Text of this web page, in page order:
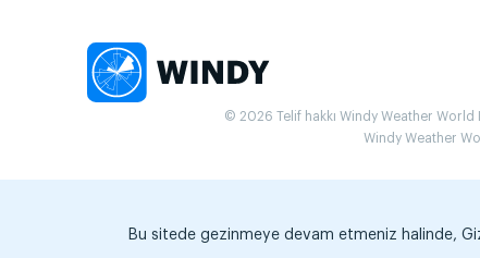
© 2026 Telif hakkı Windy Weather
Windy Weather
Bu sitede gezinmeye devam etmeniz halinde,